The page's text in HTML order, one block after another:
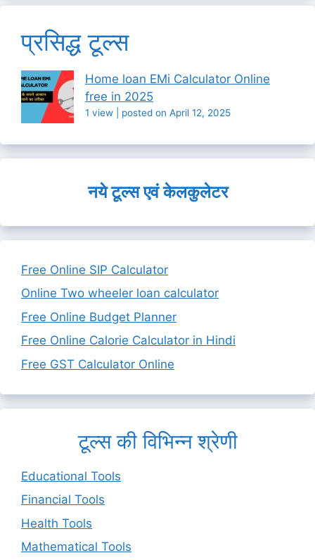
प्रसिद्ध टूल्स
Home loan EMi Calculator Online
free in 2025
1 view posted on April 12, 2025
नये टूल्स एवं केलकुलेटर
Free Online SIP Calculator
Online Two wheeler loan calculator
Free Online Budget Planner
Free Online Calorie Calculator in Hindi
Free GST Calculator Online
टूल्स की विभिन्न श्रेणी
Educational Tools
Financial Tools
Health Tools
Mathematical Tools